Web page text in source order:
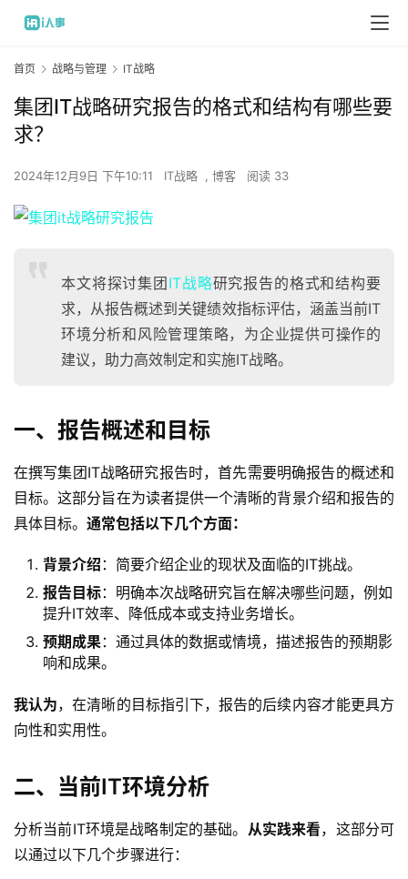
首页 战略与管理 IT战略
集团IT战略研究报告的格式和结构有哪些要
求？
2024年12月9日 下午10:11 IT战略 , 博客 阅读 33
本文将探讨集团 IT战略研究报告的格式和结构要
求，从报告概述到关键绩效指标评估，涵盖当前IT
环境分析和风险管理策略，为企业提供可操作的
建议，助力高效制定和实施IT战略。
一、报告概述和目标
在撰写集团IT战略研究报告时，首先需要明确报告的概述和
目标。这部分旨在为读者提供一个清晰的背景介绍和报告的
具体目标。 通常包括以下几个方面：
背景介绍 ：简要介绍企业的现状及面临的IT挑战。
报告目标：明确本次战略研究旨在解决哪些问题，例如
提升IT效率、降低成本或支持业务增长。
预期成果：通过具体的数据或情境，描述报告的预期影
响和成果。
我认为，在清晰的目标指引下，报告的后续内容才能更具方
向性和实用性。
二、当前IT环境分析
分析当前IT环境是战略制定的基础。 从实践来看，这部分可
以通过以下几个步骤进行：